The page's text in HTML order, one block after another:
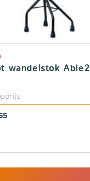
wandelstok Able2